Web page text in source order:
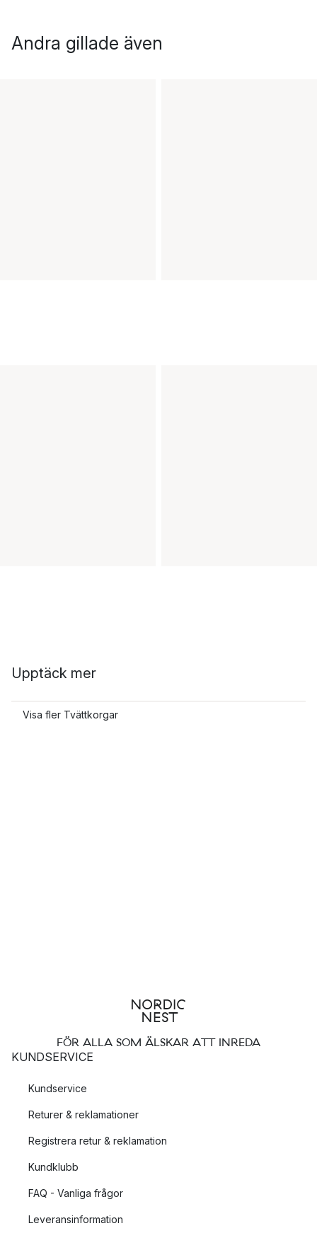
Andra gillade även
Upptäck mer
Visa fler Tvättkorgar
FÖR ALLA SOM ÄLSKAR ATT INREDA
KUNDSERVICE
Kundservice
Returer & reklamationer
Registrera retur & reklamation
Kundklubb
FAQ - Vanliga frågor
Leveransinformation